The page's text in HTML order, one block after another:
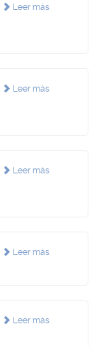
Leer más
Leer más
Leer más
Leer más
Leer más